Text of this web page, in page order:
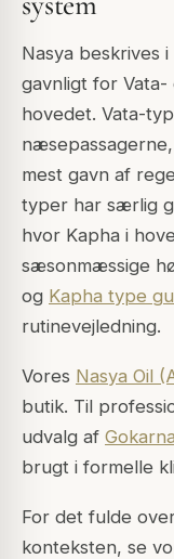
Nasya beskrives
gavnligt for
hovedet. Vata-
mest gavn af
typer har særlig
hvor Kapha i
sæsonmæssige
og Kapha type
rutinevejledning.
Vores Nasya Oil
butik. Til
udvalg af
brugt i formelle
For det fulde
konteksten, se